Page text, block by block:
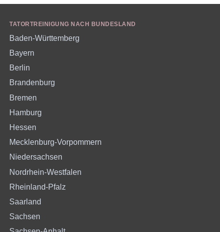
TATORTREINIGUNG NACH BUNDESLAND
Baden-Württemberg
Bayern
Berlin
Brandenburg
Bremen
Hamburg
Hessen
Mecklenburg-Vorpommern
Niedersachsen
Nordrhein-Westfalen
Rheinland-Pfalz
Saarland
Sachsen